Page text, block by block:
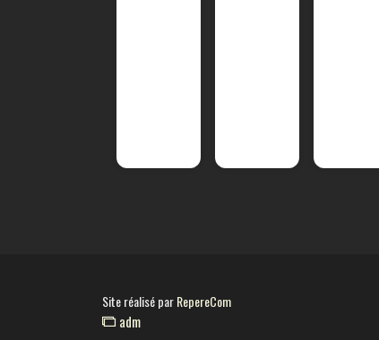
Site réalisé parRepereCom
adm